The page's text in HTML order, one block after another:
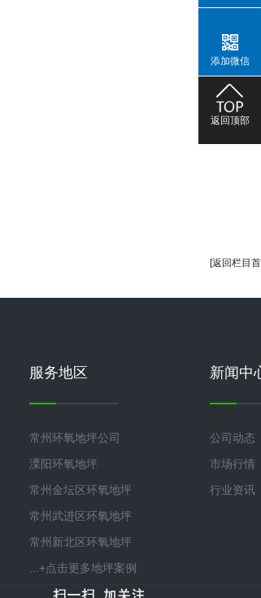
[返回栏目
服务地区
常州环氧地坪公司
溧阳环氧地坪
常州金坛区环氧地坪
常州武进区环氧地坪
常州新北区环氧地坪
...+点击更多地坪案例
新闻中
公司动态
市场行情
行业资讯
添加微信
返回顶部